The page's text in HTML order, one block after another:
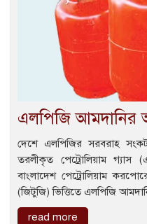
এলপিজি আমদানির
দেশে এলপিজির সরবরাহ সংকট
তরলীকৃত পেট্রোলিয়াম গ্যাস
বাংলাদেশ পেট্রোলিয়াম
(জিটুজি) ভিত্তিতে এলপিজি
read more